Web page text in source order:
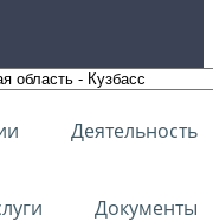
Деятельность
Документы